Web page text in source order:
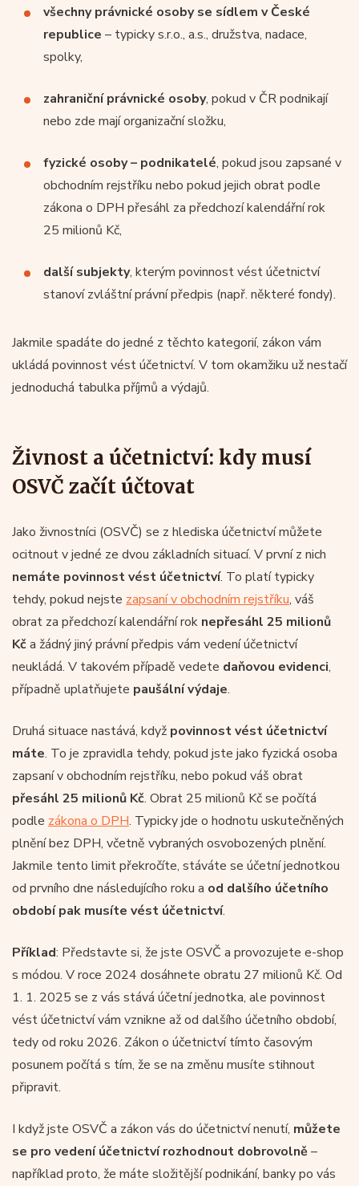
všechny právnické osoby se sídlem v České
republice – typicky s.r.o., a.s., družstva, nadace,
spolky,
zahraniční právnické osoby, pokud v ČR podnikají
nebo zde mají organizační složku,
fyzické osoby – podnikatelé, pokud jsou zapsané v
obchodním rejstříku nebo pokud jejich obrat podle
zákona o DPH přesáhl za předchozí kalendářní rok
25 milionů Kč,
další subjekty, kterým povinnost vést účetnictví
stanoví zvláštní právní předpis (např. některé fondy).
Jakmile spadáte do jedné z těchto kategorií, zákon vám
ukládá povinnost vést účetnictví. V tom okamžiku už nestačí
jednoduchá tabulka příjmů a výdajů.
Živnost a účetnictví: kdy musí
OSVČ začít účtovat
Jako živnostníci (OSVČ) se z hlediska účetnictví můžete
ocitnout v jedné ze dvou základních situací. V první z nich
nemáte povinnost vést účetnictví. To platí typicky
tehdy, pokud nejste zapsaní v obchodním rejstříku, váš
obrat za předchozí kalendářní rok nepřesáhl 25 milionů
Kča žádný jiný právní předpis vám vedení účetnictví
neukládá. V takovém případě vedete daňovou evidenci,
případně uplatňujete paušální výdaje.
Druhá situace nastává, když povinnost vést účetnictví
máte. To je zpravidla tehdy, pokud jste jako fyzická osoba
zapsaní v obchodním rejstříku, nebo pokud váš obrat
přesáhl 25 milionů Kč. Obrat 25 milionů Kč se počítá
podle zákona o DPH. Typicky jde o hodnotu uskutečněných
plnění bez DPH, včetně vybraných osvobozených plnění.
Jakmile tento limit překročíte, stáváte se účetní jednotkou
od prvního dne následujícího roku a od dalšího účetního
období pak musíte vést účetnictví.
Příklad: Představte si, že jste OSVČ a provozujete e-shop
s módou. V roce 2024 dosáhnete obratu 27 milionů Kč. Od
1. 1. 2025 se z vás stává účetní jednotka, ale povinnost
vést účetnictví vám vznikne až od dalšího účetního období,
tedy od roku 2026. Zákon o účetnictví tímto časovým
posunem počítá s tím, že se na změnu musíte stihnout
připravit.
I když jste OSVČ a zákon vás do účetnictví nenutí, můžete
se pro vedení účetnictví rozhodnout dobrovolně –
například proto, že máte složitější podnikání, banky po vás